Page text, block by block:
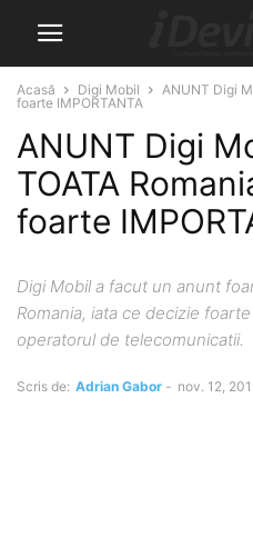
Acasă Digi Mobil
ANUNT Digi
foarte IMPORTANTA
ANUNT Digi
TOATA
foarte
Digi Mobil a facut un anunt
Romania, iata ce decizie
operatorul de telecomunicatii.
Scris de: Adrian Gabor - nov. 12,